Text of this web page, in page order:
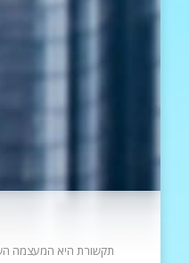
תקשורת היא המעצמה